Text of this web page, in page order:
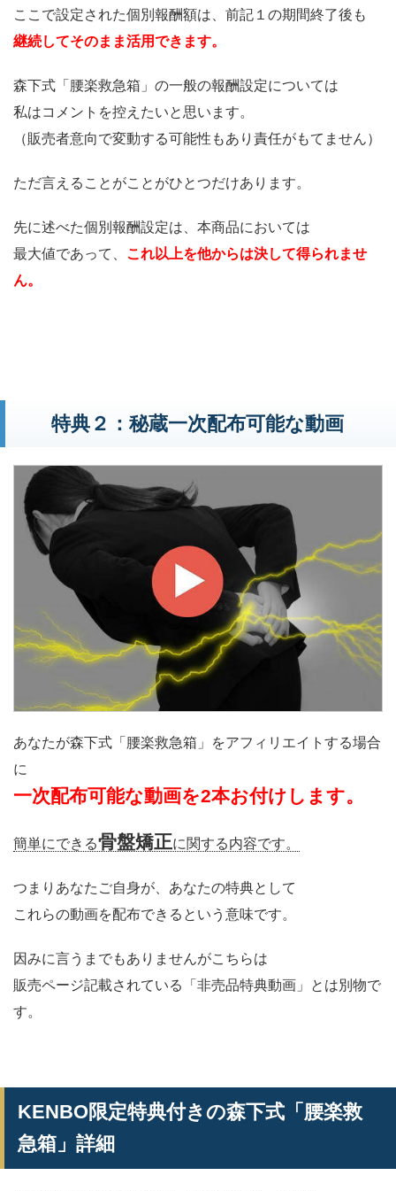
ここで設定された個別報酬額は、前記１の期間終了後も
継続してそのまま活用できます。
森下式「腰楽救急箱」の一般の報酬設定については
私はコメントを控えたいと思います。
（販売者意向で変動する可能性もあり責任がもてません）
ただ言えることがことがひとつだけあります。
先に述べた個別報酬設定は、本商品においては
最大値であって、 これ以上を他からは決して得られませ
ん。
特典２：秘蔵一次配布可能な動画
あなたが森下式「腰楽救急箱」をアフィリエイトする場合
に
一次配布可能な動画を2本お付けします。
簡単にできる骨盤矯正に関する内容です。
つまりあなたご自身が、あなたの特典として
これらの動画を配布できるという意味です。
因みに言うまでもありませんがこちらは
販売ページ記載されている「非売品特典動画」とは別物で
す。
KENBO限定特典付きの森下式「腰楽救
急箱」詳細